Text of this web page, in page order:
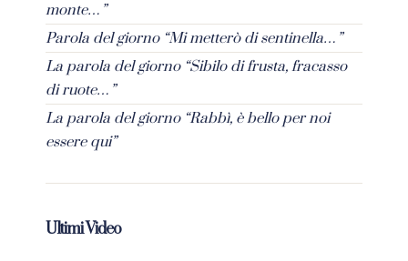
monte…”
Parola del giorno “Mi metterò di sentinella…”
La parola del giorno “Sibilo di frusta, fracasso
di ruote…”
La parola del giorno “Rabbì, è bello per noi
essere qui”
Ultimi Video